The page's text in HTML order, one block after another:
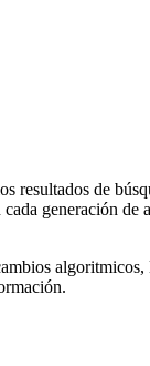
resultados de
cada generación de
algoritmicos,